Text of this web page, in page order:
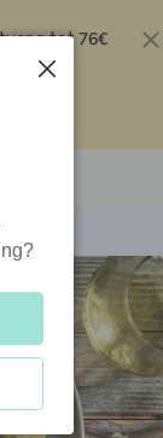
tot 76€